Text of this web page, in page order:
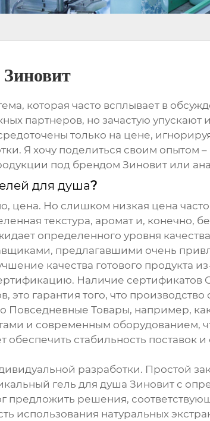
которая часто всплывает в
партнеров, но зачастую упускают
только на цене,
Я хочу поделиться своим опытом
под брендом Зиновит или
для душа?
цена. Но слишком низкая цена
текстура, аромат и, конечно,
определенного уровня
предлагавшими очень
качества готового продукта
Наличие сертификатов
это гарантия того, что
Товары, например,
и современным оборудованием,
обеспечить стабильность
разработки. Простой
гель для душа Зиновитс
предложить решения,
использования натуральных